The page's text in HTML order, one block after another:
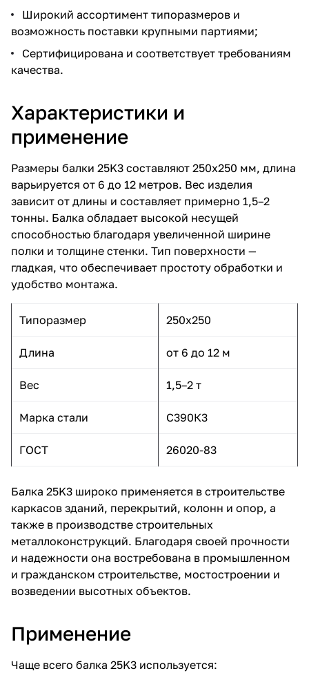
Широкий ассортимент типоразмеров и
возможность поставки крупными партиями;
Сертифицирована и соответствует требованиям
качества.
Характеристики и
применение
Размеры балки 25K3 составляют 250х250 мм, длина
варьируется от 6 до 12 метров. Вес изделия
зависит от длины и составляет примерно 1,5–2
тонны. Балка обладает высокой несущей
способностью благодаря увеличенной ширине
полки и толщине стенки. Тип поверхности —
гладкая, что обеспечивает простоту обработки и
удобство монтажа.
Типоразмер 250x250
Длина от 6 до 12 м
Вес 1,5–2 т
Марка стали С390К3
ГОСТ 26020-83
Балка 25K3 широко применяется в строительстве
каркасов зданий, перекрытий, колонн и опор, а
также в производстве строительных
металлоконструкций. Благодаря своей прочности
и надежности она востребована в промышленном
и гражданском строительстве, мостостроении и
возведении высотных объектов.
Применение
Чаще всего балка 25K3 используется: